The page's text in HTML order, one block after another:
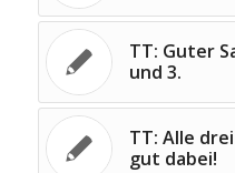
TT: Guter
und 3.
TT: Alle
gut dabei!